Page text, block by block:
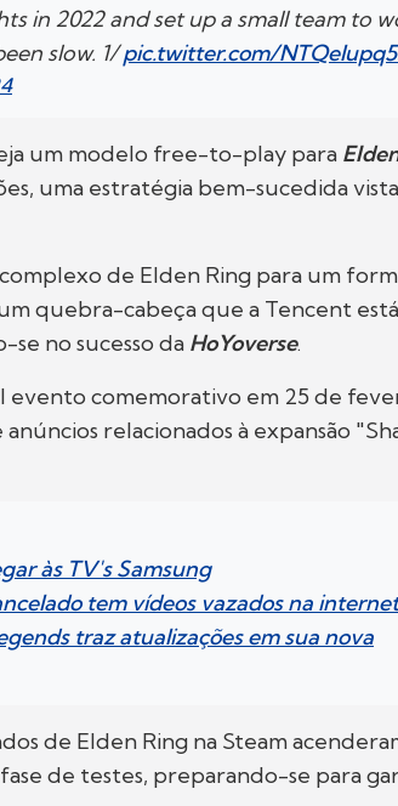
in 2022 and set up a small team to
slow. 1/pic.twitter.com/
um modelo free-to-play para
uma estratégia bem-sucedida
de Elden Ring para um
quebra-cabeça que a Tencent está
no sucesso da HoYoverse.
evento comemorativo em 25 de
relacionados à expansão
às TV's Samsung
tem vídeos vazados na internet
traz atualizações em sua nova
de Elden Ring na Steam
de testes, preparando-se para